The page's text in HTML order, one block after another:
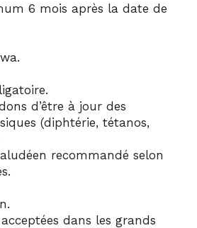
6 mois après la date de
d’être à jour des
(diphtérie, tétanos,
recommandé selon
dans les grands